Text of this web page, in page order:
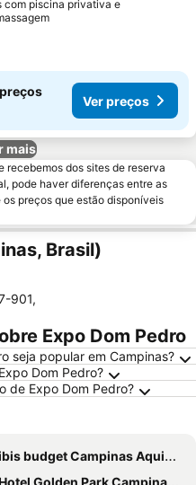
com piscina privativa e
Ver preços
mais
recebemos dos sites de reserva
pode haver diferenças entre as
preços que estão disponíveis
Brasil)
901,
Expo Dom Pedro
seja popular em Campinas?
Dom Pedro?
de Expo Dom Pedro?
budget Campinas Aquidaban
Golden Park Campinas Cambuí By Nacional Inn